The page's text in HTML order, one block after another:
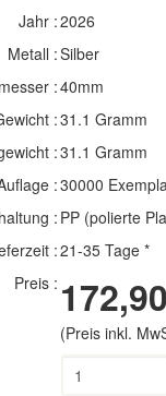
Jahr :2026
Metall :Silber
:40mm
:31.1 Gramm
:31.1 Gramm
:30000
:PP (polierte
:21-35 Tage *
Preis :
(Preis inkl.